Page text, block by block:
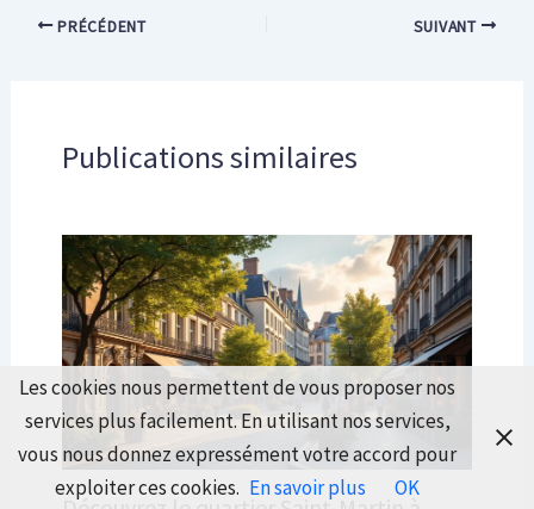
PRÉCÉDENT SUIVANT
Publications similaires
Les cookies nous permettent de vous proposer nos
services plus facilement. En utilisant nos services,
vous nous donnez expressément votre accord pour
exploiter ces cookies. En savoir plus OK